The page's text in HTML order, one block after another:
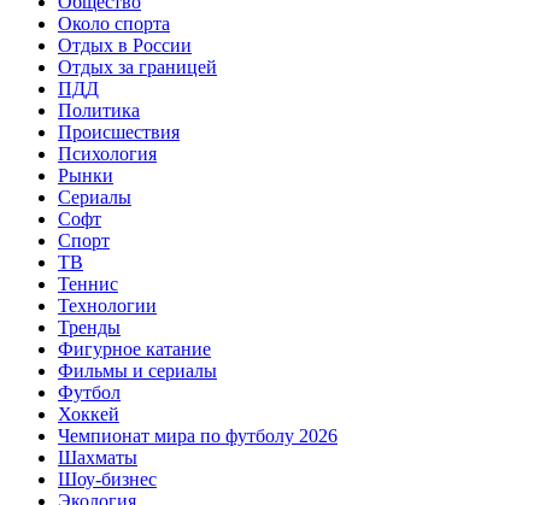
Около спорта
Отдых в России
Отдых за границей
ПДД
Политика
Происшествия
Психология
Рынки
Сериалы
Софт
Спорт
ТВ
Теннис
Технологии
Тренды
Фигурное катание
Фильмы и сериалы
Футбол
Хоккей
Чемпионат мира по футболу 2026
Шахматы
Шоу-бизнес
Экология